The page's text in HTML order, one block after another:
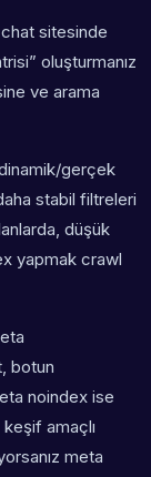
sitesinde
oluşturmanız
ve arama
gerçek
stabil filtreleri
düşük
yapmak crawl
botun
noindex ise
amaçlı
meta